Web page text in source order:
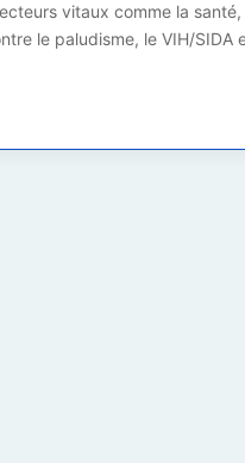
vitaux comme la santé,
le paludisme, le VIH/SIDA